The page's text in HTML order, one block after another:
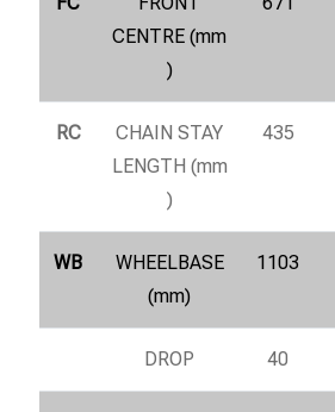
CENTRE (mm
)
RC
CHAIN STAY
LENGTH (mm
)
435
WB
WHEELBASE
(mm)
1103
DROP 40